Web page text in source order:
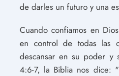
de darles un futuro y una
Cuando confiamos en
en control de todas las
descansar en su poder y
4:6-7, la Biblia nos dice: